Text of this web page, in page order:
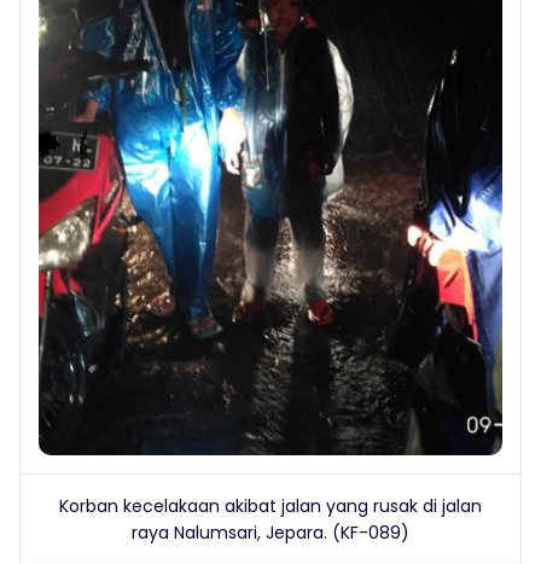
Korban kecelakaan akibat jalan yang rusak di jalan
raya Nalumsari, Jepara. (KF-089)